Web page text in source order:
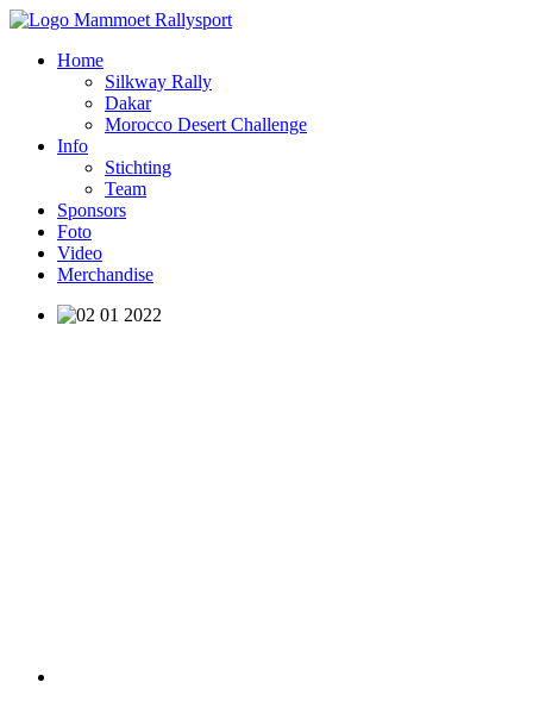
Home
Silkway Rally
Dakar
Morocco Desert Challenge
Info
Stichting
Team
Sponsors
Foto
Video
Merchandise